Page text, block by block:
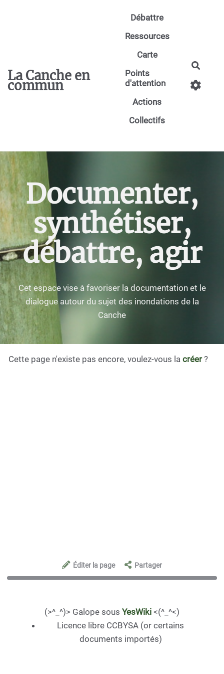
La Canche en
commun
Débattre
Ressources
Carte
Points
d'attention
Actions
Collectifs
Documenter,
synthétiser,
débattre, agir
Cet espace vise à favoriser la documentation et le
dialogue autour du sujet des inondations de la
Canche
Cette page n'existe pas encore, voulez-vous la créer?
Éditer la page Partager
(>^_^)> Galope sous YesWiki <(^_^<)
Licence libre CCBYSA (or certains
documents importés)